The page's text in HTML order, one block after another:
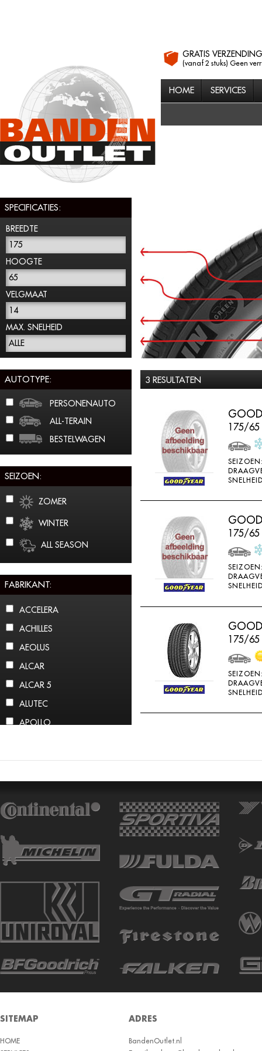
GRATIS VERZENDING
(vanaf 2 stuks) Geen
HOME SERVICES
SPECIFICATIES:
BREEDTE
175
HOOGTE
65
VELGMAAT
14
MAX. SNELHEID
ALLE
AUTOTYPE:
PERSONENAUTO
ALL-TERAIN
BESTELWAGEN
SEIZOEN:
ZOMER
WINTER
ALL SEASON
FABRIKANT:
ACCELERA
ACHILLES
AEOLUS
ALCAR
ALCAR 5
ALUTEC
APOLLO
ARROWSPEED
ATLAS
AUTOGREEN
AUTOGUARD
BARUM W
BCT
BF GOODRICH
BOTO
BRIDGESTON
3 RESULTATEN
175/65
175/65
175/65
SITEMAP
HOME
ADRES
BandenOutlet.nl